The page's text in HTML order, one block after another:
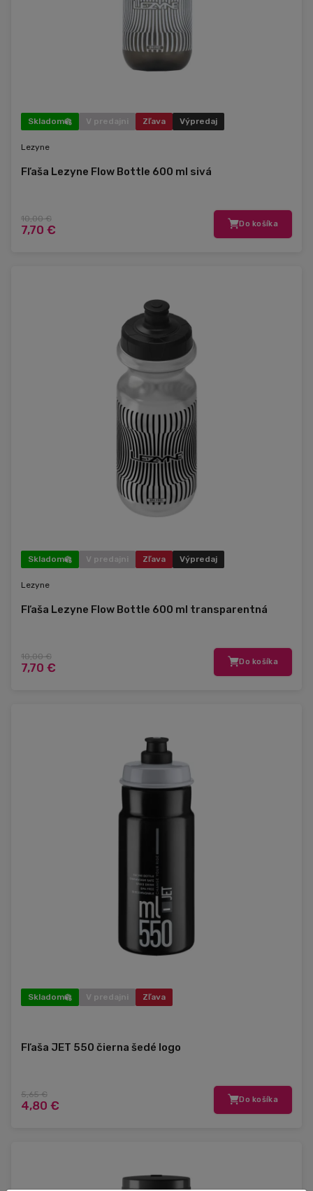
Skladom V predajni Zľava Výpredaj
Lezyne
Fľaša Lezyne Flow Bottle 600 ml sivá
10,00 €
7,70 € Do košíka
Skladom V predajni Zľava Výpredaj
Lezyne
Fľaša Lezyne Flow Bottle 600 ml transparentná
10,00 €
7,70 € Do košíka
Skladom V predajni Zľava
Fľaša JET 550 čierna šedé logo
5,65 €
4,80 € Do košíka